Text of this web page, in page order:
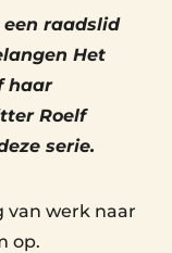
raadslid
Het
haar
Roelf
serie.
van werk naar
op.